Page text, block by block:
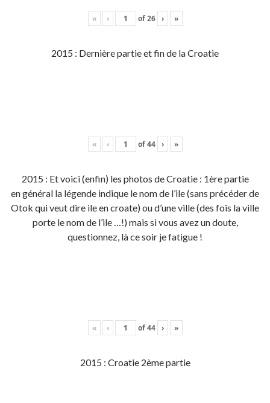
« ‹ of26 › »
2015 : Dernière partie et fin de la Croatie
« ‹ of44 › »
2015 : Et voici (enfin) les photos de Croatie : 1ère partie
en général la légende indique le nom de l’ile (sans précéder de
Otok qui veut dire ile en croate) ou d’une ville (des fois la ville
porte le nom de l’ile …!) mais si vous avez un doute,
questionnez, là ce soir je fatigue !
« ‹ of44 › »
2015 : Croatie 2ème partie